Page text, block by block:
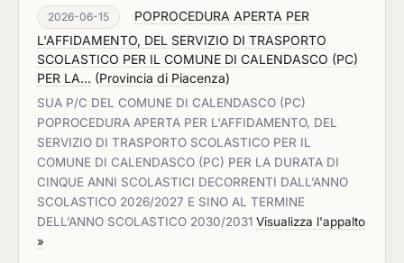
2026-06-15
POPROCEDURA APERTA PER
L'AFFIDAMENTO, DEL SERVIZIO DI TRASPORTO
SCOLASTICO PER IL COMUNE DI CALENDASCO (PC)
PER LA... (Provincia di Piacenza)
SUA P/C DEL COMUNE DI CALENDASCO (PC)
POPROCEDURA APERTA PER L'AFFIDAMENTO, DEL
SERVIZIO DI TRASPORTO SCOLASTICO PER IL
COMUNE DI CALENDASCO (PC) PER LA DURATA DI
CINQUE ANNI SCOLASTICI DECORRENTI DALL’ANNO
SCOLASTICO 2026/2027 E SINO AL TERMINE
DELL’ANNO SCOLASTICO 2030/2031 Visualizza l'appalto
»